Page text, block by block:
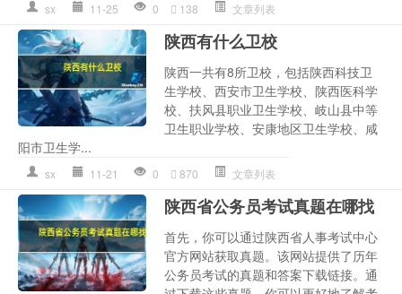
sx 11-25 0 138 文章列表
陕西有什么卫校
陕西一共有8所卫校，包括陕西科技卫
生学校、西安市卫生学校、陕西医科学
校、扶风县职业卫生学校、岐山县中等
卫生职业学校、安康地区卫生学校、咸
阳市卫生学...
sx 11-21 0 870 文章列表
陕西省公务员考试真题在哪找
首先，你可以通过陕西省人事考试中心
官方网站获取真题。该网站提供了历年
公务员考试的真题和答案下载链接。通